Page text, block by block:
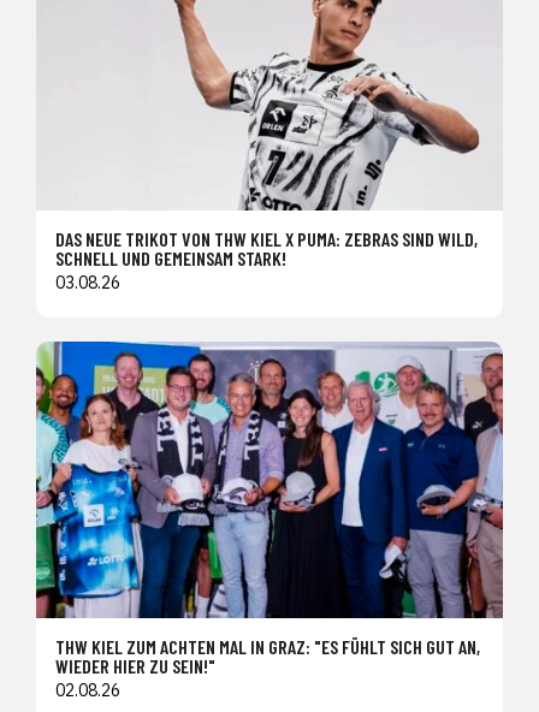
DAS NEUE TRIKOT VON THW KIEL X PUMA: ZEBRAS SIND WILD,
SCHNELL UND GEMEINSAM STARK!
03.08.26
THW KIEL ZUM ACHTEN MAL IN GRAZ: "ES FÜHLT SICH GUT AN,
WIEDER HIER ZU SEIN!"
02.08.26